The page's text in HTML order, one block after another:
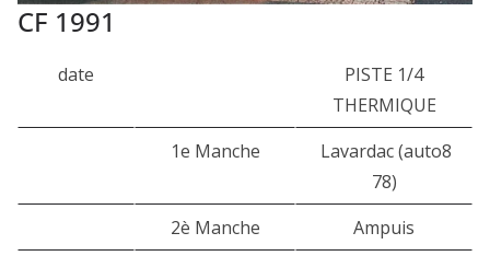
CF 1991
date
PISTE 1/4
THERMIQUE
1e Manche
Lavardac (auto8
78)
2è Manche
Ampuis